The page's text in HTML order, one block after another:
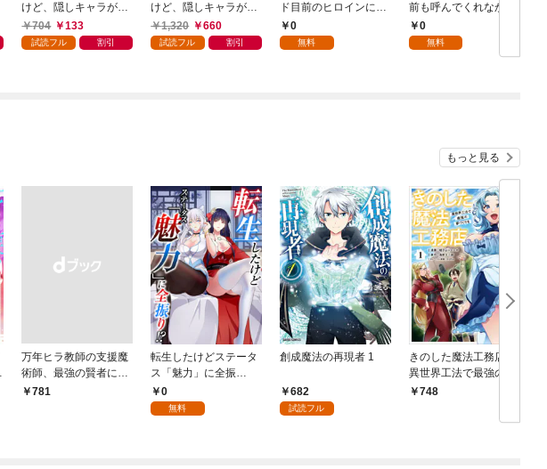
けど、隠しキャラが隠
れてない。～光差す世
界で君と～@COMIC
704 133
試読フル 割引
けど、隠しキャラが隠
れてない。【電子書籍
限定書き下ろしSS付
1,320 660
試読フル 割引
ド目前のヒロインに転
生した私、今世では恋
愛するつもりがチート
0
無料
前も呼んでくれなかっ
た公爵様が、急に溺愛
してくるのですが？@
0
無料
もっと見る
万年ヒラ教師の支援魔
術師、最強の賢者にな
る～不人気の支援魔術
￥781
転生したけどステータ
ス「魅力」に全振
り！？(1)
0
無料
創成魔法の再現者 1
682
試読フル
きのした魔法工務店
異世界工法で最強の家
づくりを（コミック）
748